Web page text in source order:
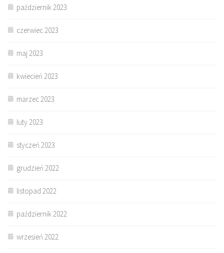
październik 2023
czerwiec 2023
maj 2023
kwiecień 2023
marzec 2023
luty 2023
styczeń 2023
grudzień 2022
listopad 2022
październik 2022
wrzesień 2022